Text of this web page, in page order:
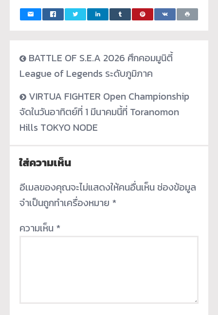
BATTLE OF S.E.A 2026 ศึกคอมมูนิตี้
League of Legends ระดับภูมิภาค
VIRTUA FIGHTER Open Championship
จัดในวันอาทิตย์ที่ 1 มีนาคมนี้ที่ Toranomon
Hills TOKYO NODE
ใส่ความเห็น
อีเมลของคุณจะไม่แสดงให้คนอื่นเห็น ช่องข้อมูล
จำเป็นถูกทำเครื่องหมาย *
ความเห็น *